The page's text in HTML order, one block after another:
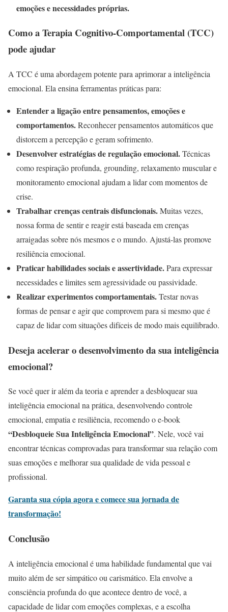
emoções e necessidades próprias.
Como a Terapia Cognitivo-Comportamental (TCC)
pode ajudar
A TCC é uma abordagem potente para aprimorar a inteligência
emocional. Ela ensina ferramentas práticas para:
Entender a ligação entre pensamentos, emoções e
comportamentos.Reconhecer pensamentos automáticos que
distorcem a percepção e geram sofrimento.
Desenvolver estratégias de regulação emocional.Técnicas
como respiração profunda, grounding, relaxamento muscular e
monitoramento emocional ajudam a lidar com momentos de
crise.
Trabalhar crenças centrais disfuncionais.Muitas vezes,
nossa forma de sentir e reagir está baseada em crenças
arraigadas sobre nós mesmos e o mundo. Ajustá-las promove
resiliência emocional.
Praticar habilidades sociais e assertividade.Para expressar
necessidades e limites sem agressividade ou passividade.
Realizar experimentos comportamentais.Testar novas
formas de pensar e agir que comprovem para si mesmo que é
capaz de lidar com situações difíceis de modo mais equilibrado.
Deseja acelerar o desenvolvimento da sua inteligência
emocional?
Se você quer ir além da teoria e aprender a desbloquear sua
inteligência emocional na prática, desenvolvendo controle
emocional, empatia e resiliência, recomendo o e-book
“Desbloqueie Sua Inteligência Emocional”. Nele, você vai
encontrar técnicas comprovadas para transformar sua relação com
suas emoções e melhorar sua qualidade de vida pessoal e
profissional.
Garanta sua cópia agora e comece sua jornada de
transformação!
Conclusão
A inteligência emocional é uma habilidade fundamental que vai
muito além de ser simpático ou carismático. Ela envolve a
consciência profunda do que acontece dentro de você, a
capacidade de lidar com emoções complexas, e a escolha